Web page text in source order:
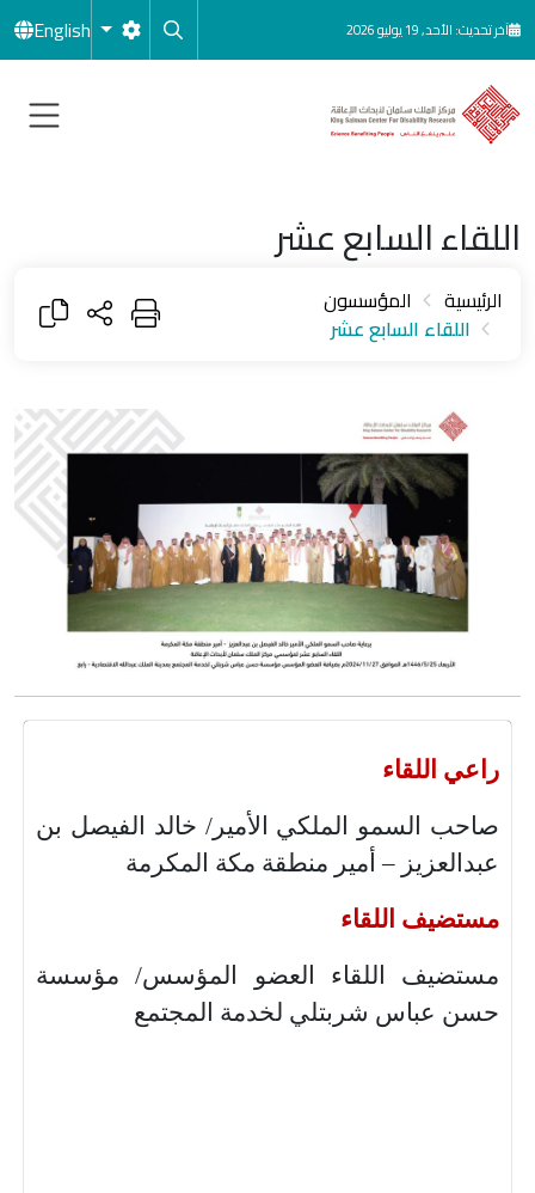
تجاوز إلى المحتوى الرئيسي
آخر تحديث: الأحد, 19 يوليو 2026 English
اللقاء السابع عشر
الرئيسية
المؤسسون
اللقاء السابع عشر
راعي اللقاء
صاحب السمو الملكي الأمير/ خالد الفيصل بن
عبدالعزيز – أمير منطقة مكة المكرمة
مستضيف اللقاء
مستضيف اللقاء العضو المؤسس/ مؤسسة
حسن عباس شربتلي لخدمة المجتمع